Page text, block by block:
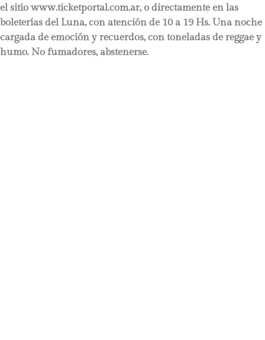
el sitio www.ticketportal.com.ar, o directamente en las
boleterías del Luna, con atención de 10 a 19 Hs. Una noche
cargada de emoción y recuerdos, con toneladas de reggae y
humo. No fumadores, abstenerse.